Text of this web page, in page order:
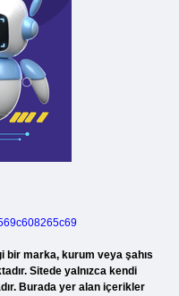
bir marka, kurum veya şahıs
Sitede yalnızca kendi
Burada yer alan içerikler